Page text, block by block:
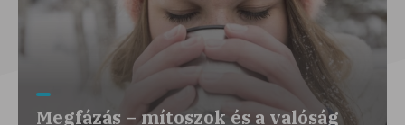
Megfázás – mítoszok és a valóság